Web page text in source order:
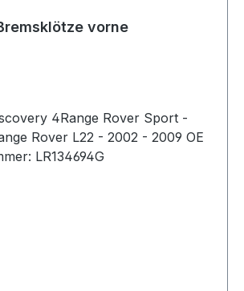
vorne
4Range Rover Sport -
Rover L22 - 2002 - 2009 OE
LR134694G